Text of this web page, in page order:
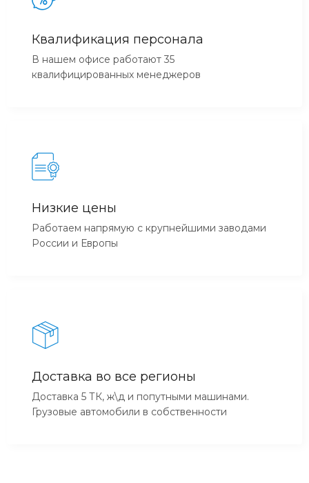
Квалификация персонала
В нашем офисе работают 35
квалифицированных менеджеров
Низкие цены
Работаем напрямую с крупнейшими заводами
России и Европы
Доставка во все регионы
Доставка 5 ТК, ж\д и попутными машинами.
Грузовые автомобили в собственности